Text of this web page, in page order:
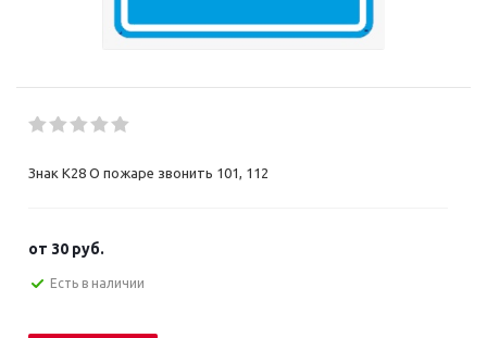
Знак K28 О пожаре звонить 101, 112
от 30 руб.
Есть в наличии